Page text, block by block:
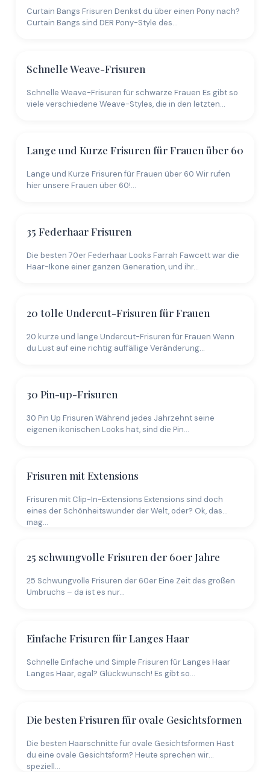
Curtain Bangs Frisuren Denkst du über einen Pony nach?
Curtain Bangs sind DER Pony-Style des…
Schnelle Weave-Frisuren
Schnelle Weave-Frisuren für schwarze Frauen Es gibt so
viele verschiedene Weave-Styles, die in den letzten…
Lange und Kurze Frisuren für Frauen über 60
Lange und Kurze Frisuren für Frauen über 60 Wir rufen
hier unsere Frauen über 60!…
35 Federhaar Frisuren
Die besten 70er Federhaar Looks Farrah Fawcett war die
Haar-Ikone einer ganzen Generation, und ihr…
20 tolle Undercut-Frisuren für Frauen
20 kurze und lange Undercut-Frisuren für Frauen Wenn
du Lust auf eine richtig auffällige Veränderung…
30 Pin-up-Frisuren
30 Pin Up Frisuren Während jedes Jahrzehnt seine
eigenen ikonischen Looks hat, sind die Pin…
Frisuren mit Extensions
Frisuren mit Clip-In-Extensions Extensions sind doch
eines der Schönheitswunder der Welt, oder? Ok, das
mag…
25 schwungvolle Frisuren der 60er Jahre
25 Schwungvolle Frisuren der 60er Eine Zeit des großen
Umbruchs – da ist es nur…
Einfache Frisuren für Langes Haar
Schnelle Einfache und Simple Frisuren für Langes Haar
Langes Haar, egal? Glückwunsch! Es gibt so…
Die besten Frisuren für ovale Gesichtsformen
Die besten Haarschnitte für ovale Gesichtsformen Hast
du eine ovale Gesichtsform? Heute sprechen wir
speziell…